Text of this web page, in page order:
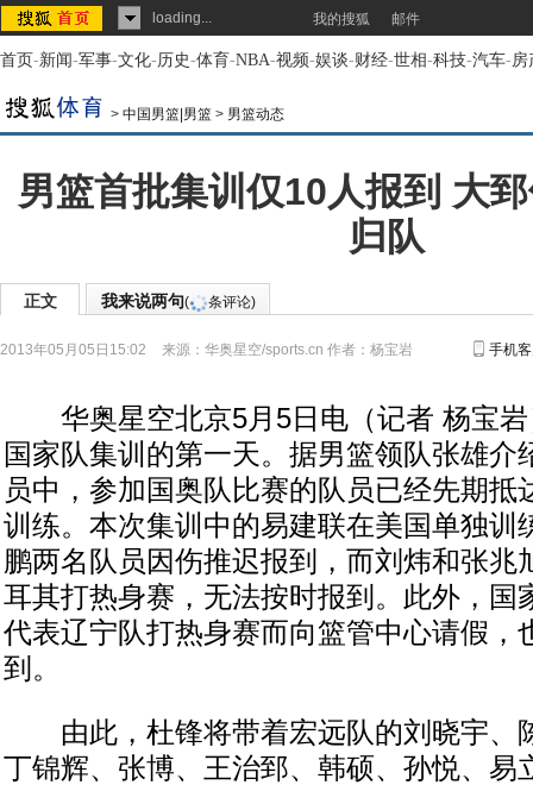
loading... 我的搜狐 邮件
首页-新闻-军事-文化-历史-体育-NBA-视频-娱谈-财经-世相-科技-汽车-房
> 中国男篮|男篮 > 男篮动态
男篮首批集训仅10人报到 大
归队
正文 我来说两句( 条评论)
2013年05月05日15:02 来源： 华奥星空/sports.cn 作者：杨宝岩 手机
华奥星空北京5月5日电（记者 杨宝岩
国家队集训的第一天。据男篮领队张雄介
员中，参加国奥队比赛的队员已经先期抵
训练。本次集训中的易建联在美国单独训
鹏两名队员因伤推迟报到，而刘炜和张兆
耳其打热身赛，无法按时报到。此外，国
代表辽宁队打热身赛而向篮管中心请假，
到。
由此，杜锋将带着宏远队的刘晓宇、
丁锦辉、张博、王治郅、韩硕、孙悦、易